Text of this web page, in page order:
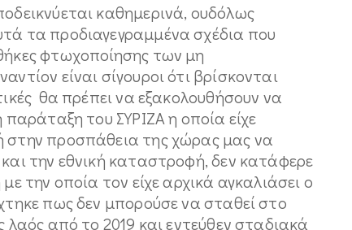
καθημερινά, ουδόλως
τα προδιαγεγραμμένα σχέδια που
φτωχοποίησης των μη
είναι σίγουροι ότι βρίσκονται
θα πρέπει να εξακολουθήσουν να
του ΣΥΡΙΖΑ η οποία είχε
στην προσπάθεια της χώρας μας να
την εθνική καταστροφή, δεν κατάφερε
την οποία τον είχε αρχικά αγκαλιάσει ο
πως δεν μπορούσε να σταθεί στο
από το 2019 και εντεύθεν σταδιακά